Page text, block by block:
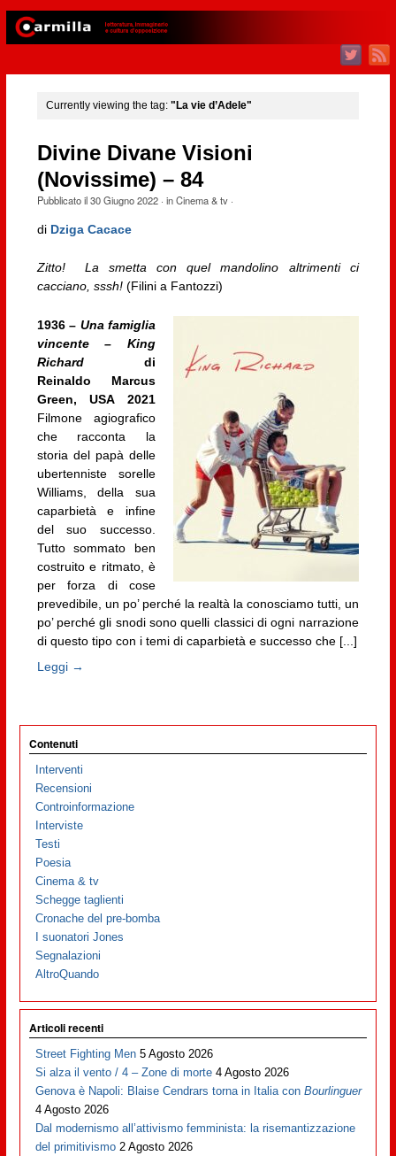
Currently viewing the tag: "La vie d’Adele"
Divine Divane Visioni
(Novissime) – 84
Pubblicato il30 Giugno 2022· inCinema & tv·
di Dziga Cacace
Zitto! La smetta con quel mandolino altrimenti ci
cacciano, sssh!(Filini a Fantozzi)
1936 – Una famiglia
vincente – King
Richarddi
Reinaldo Marcus
Green, USA 2021
Filmone agiografico
che racconta la
storia del papà delle
ubertenniste sorelle
Williams, della sua
caparbietà e infine
del suo successo.
Tutto sommato ben
costruito e ritmato, è
per forza di cose
prevedibile, un po’ perché la realtà la conosciamo tutti, un
po’ perché gli snodi sono quelli classici di ogni narrazione
di questo tipo con i temi di caparbietà e successo che [...]
Leggi →
Contenuti
Interventi
Recensioni
Controinformazione
Interviste
Testi
Poesia
Cinema & tv
Schegge taglienti
Cronache del pre-bomba
I suonatori Jones
Segnalazioni
AltroQuando
Articoli recenti
Street Fighting Men 5 Agosto 2026
Si alza il vento / 4 – Zone di morte 4 Agosto 2026
Genova è Napoli: Blaise Cendrars torna in Italia conBourlinguer
4 Agosto 2026
Dal modernismo all’attivismo femminista: la risemantizzazione
del primitivismo 2 Agosto 2026